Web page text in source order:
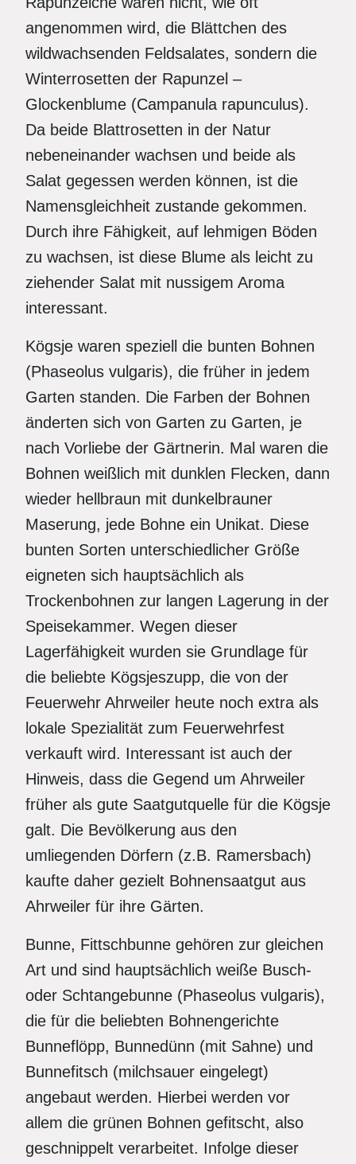
angenommen wird, die Blättchen des
wildwachsenden Feldsalates, sondern die
Winterrosetten der Rapunzel –
Glockenblume (Campanula rapunculus).
Da beide Blattrosetten in der Natur
nebeneinander wachsen und beide als
Salat gegessen werden können, ist die
Namensgleichheit zustande gekommen.
Durch ihre Fähigkeit, auf lehmigen Böden
zu wachsen, ist diese Blume als leicht zu
ziehender Salat mit nussigem Aroma
interessant.
Kögsje waren speziell die bunten Bohnen
(Phaseolus vulgaris), die früher in jedem
Garten standen. Die Farben der Bohnen
änderten sich von Garten zu Garten, je
nach Vorliebe der Gärtnerin. Mal waren die
Bohnen weißlich mit dunklen Flecken, dann
wieder hellbraun mit dunkelbrauner
Maserung, jede Bohne ein Unikat. Diese
bunten Sorten unterschiedlicher Größe
eigneten sich hauptsächlich als
Trockenbohnen zur langen Lagerung in der
Speisekammer. Wegen dieser
Lagerfähigkeit wurden sie Grundlage für
die beliebte Kögsjeszupp, die von der
Feuerwehr Ahrweiler heute noch extra als
lokale Spezialität zum Feuerwehrfest
verkauft wird. Interessant ist auch der
Hinweis, dass die Gegend um Ahrweiler
früher als gute Saatgutquelle für die Kögsje
galt. Die Bevölkerung aus den
umliegenden Dörfern (z.B. Ramersbach)
kaufte daher gezielt Bohnensaatgut aus
Ahrweiler für ihre Gärten.
Bunne, Fittschbunne gehören zur gleichen
Art und sind hauptsächlich weiße Busch-
oder Schtangebunne (Phaseolus vulgaris),
die für die beliebten Bohnengerichte
Bunneflöpp, Bunnedünn (mit Sahne) und
Bunnefitsch (milchsauer eingelegt)
angebaut werden. Hierbei werden vor
allem die grünen Bohnen gefitscht, also
geschnippelt verarbeitet. Infolge dieser